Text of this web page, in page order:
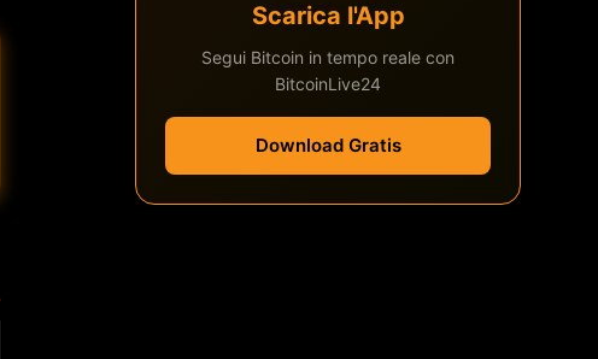
Scarica l'App
Segui Bitcoin in tempo reale con
BitcoinLive24
Download Gratis